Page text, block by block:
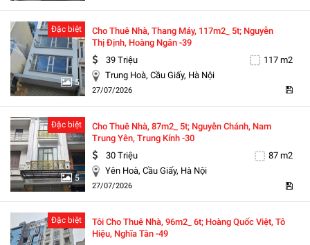
5
Đặc biệt
Cho Thuê Nhà, Thang Máy, 117m2_ 5t; Nguyễn
Thị Định, Hoàng Ngân -39
39 Triệu
117 m2
Trung Hoà, Cầu Giấy, Hà Nội
27/07/2026
5
Đặc biệt
Cho Thuê Nhà, 87m2_ 5t; Nguyễn Chánh, Nam
Trung Yên, Trung Kính -30
30 Triệu
87 m2
Yên Hoà, Cầu Giấy, Hà Nội
27/07/2026
Đặc biệt
Tôi Cho Thuê Nhà, 96m2_ 6t; Hoàng Quốc Việt, Tô
Hiệu, Nghĩa Tân -49